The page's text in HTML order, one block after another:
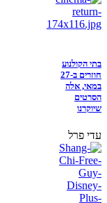
בתי הקולנוע
חוזרים ב-27
במאי, אלה
הסרטים
שיוקרנו
עדי פרל